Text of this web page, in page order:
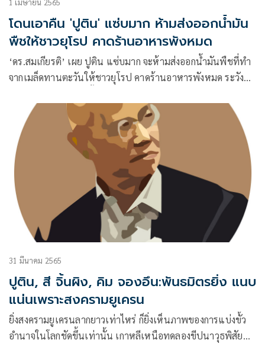
1 เมษายน 2565
โดนเอาคืน 'ปูติน' แซ่บมาก ห้ามส่งออกน้ำมัน
พืชให้ชาวยุโรป คาดร้านอาหารพังหมด
‘ดร.สมเกียรติ’ เผย ปูติน แซ่บมาก จะห้ามส่งออกน้ำมันพืชที่ทำ
จากเมล็ดทานตะวันให้ชาวยุโรป คาดร้านอาหารพังหมด ระวัง
คืนซีจ๊ะ
31 มีนาคม 2565
ปูติน, สี จิ้นผิง, คิม จองอึน:พันธมิตรยิ่ง แนบ
แน่นเพราะสงครามยูเครน
ยิ่งสงครามยูเครนลากยาวเท่าไหร่ ก็ยิ่งเห็นภาพของการแบ่งขั้ว
อำนาจในโลกชัดขึ้นเท่านั้น เกาหลีเหนือทดลองขีปนาวุธพิสัย